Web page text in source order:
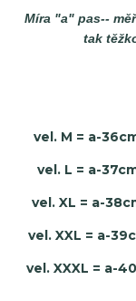
Míra "a" pas--
tak
vel. M = a-
vel. L = a-
vel. XL = a-
vel. XXL = a-
vel. XXXL = a-